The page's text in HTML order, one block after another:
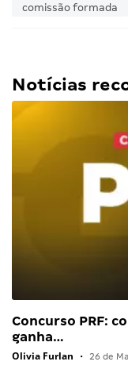
comissão formada
Notícias
Concurso PRF:
ganha…
Olivia Furlan • 26 de